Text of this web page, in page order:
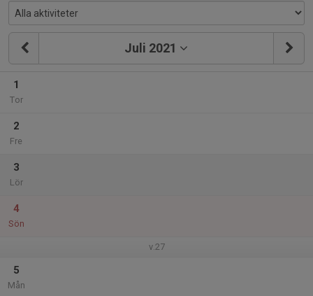
Juli 2021
1
Tor
2
Fre
3
Lör
4
Sön
v.27
5
Mån